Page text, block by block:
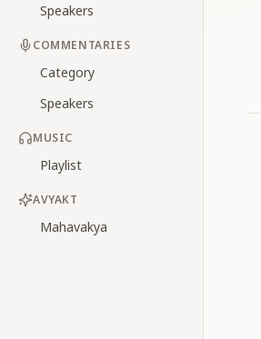
Speakers
COMMENTARIES
Category
Speakers
MUSIC
Playlist
AVYAKT
Mahavakya